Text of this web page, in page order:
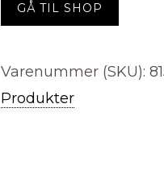
var:
GÅ TIL SHOP
Varenummer (SKU):
Produkter